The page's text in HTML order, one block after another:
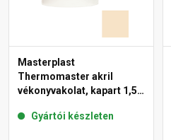
Masterplast
Thermomaster akril
vékonyvakolat, kapart 1,5
Gyártói készleten